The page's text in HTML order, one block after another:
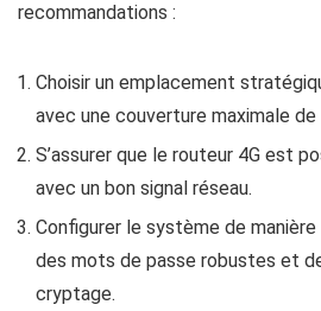
recommandations :
Choisir un emplacement
avec une couverture maximale
S’assurer que le routeur 4G est
avec un bon signal réseau.
Configurer le système de
des mots de passe robustes et
cryptage.